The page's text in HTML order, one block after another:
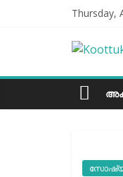
Thursday,
Kottukari